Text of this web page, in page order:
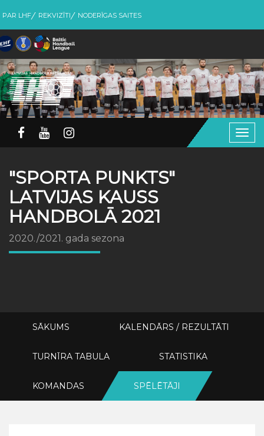
PAR LHF REKVIZĪTI NODERĪGAS SAITES
"SPORTA PUNKTS"
LATVIJAS KAUSS
HANDBOLĀ 2021
2020./2021. gada sezona
SĀKUMS KALENDĀRS / REZULTĀTI
TURNĪRA TABULA STATISTIKA
KOMANDAS SPĒLĒTĀJI